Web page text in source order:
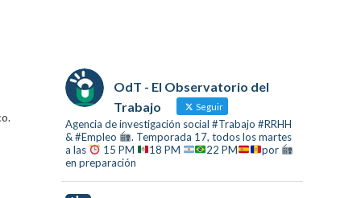
OdT - El Observatorio del
Trabajo
Seguir
Agencia de investigación social #Trabajo #RRHH
& #Empleo
. Temporada 17, todos los martes
a las
15 PM 18 PM 22 PM
por
en preparación